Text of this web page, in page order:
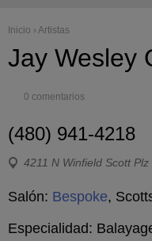
Inicio › Artistas
Jay Wesley
0 comentarios
(480) 941-4218
4211 N Winfield Scott Plz
Salón: Bespoke,
Especialidad: